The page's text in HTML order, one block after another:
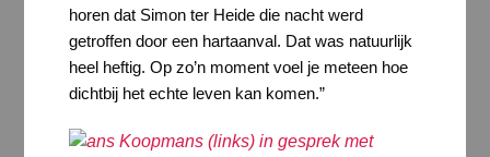
horen dat Simon ter Heide die nacht werd
getroffen door een hartaanval. Dat was natuurlijk
heel heftig. Op zo’n moment voel je meteen hoe
dichtbij het echte leven kan komen.”